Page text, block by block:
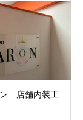
店舗内装工